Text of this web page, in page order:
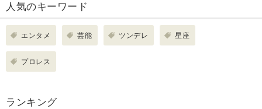
人気のキーワード
エンタメ 芸能 ツンデレ 星座
プロレス
ランキング